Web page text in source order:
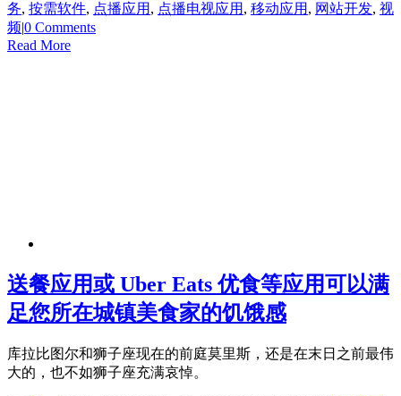
务, 按需软件, 点播应用 , 点播电视应用 , 移动应用 , 网站开发, 视
频|0 Comments
Read More
送餐应用或 Uber Eats 优食等应用可以满
足您所在城镇美食家的饥饿感
库拉比图尔和狮子座现在的前庭莫里斯，还是在末日之前最伟
大的，也不如狮子座充满哀悼。